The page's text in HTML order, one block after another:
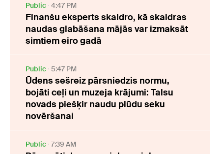
Public 4:47 PM
Finanšu eksperts skaidro, kā skaidras
naudas glabāšana mājās var izmaksāt
simtiem eiro gadā
Public 5:47 PM
Ūdens sešreiz pārsniedzis normu,
bojāti ceļi un muzeja krājumi: Talsu
novads piešķir naudu plūdu seku
novēršanai
Public 7:39 AM